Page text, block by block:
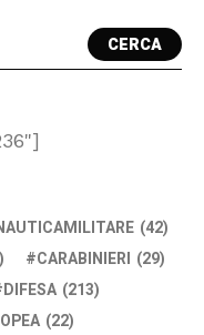
CERCA
(42)
CARABINIERI (29)
DIFESA (213)
(22)